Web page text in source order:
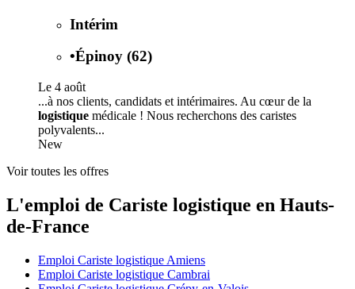
Intérim
•Épinoy (62)
Le 4 août
...à nos clients, candidats et intérimaires. Au cœur de la
logistique médicale ! Nous recherchons des caristes
polyvalents...
New
Voir toutes les offres
L'emploi de Cariste logistique en Hauts-
de-France
Emploi Cariste logistique Amiens
Emploi Cariste logistique Cambrai